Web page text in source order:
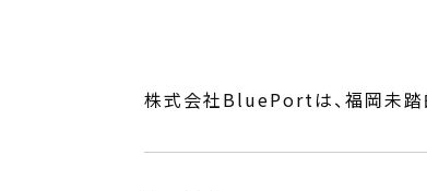
株式会社BluePortは、福岡未踏